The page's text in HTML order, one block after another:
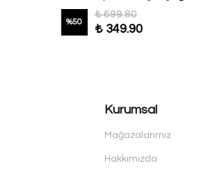
%50
₺ 699.80
₺ 349.90
Kurumsal
Mağazalarımız
Hakkımızda